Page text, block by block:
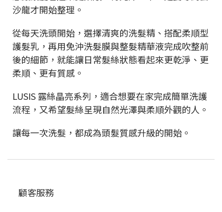
沙龍才開始整理。
從每天洗頭開始，選擇清爽的洗髮精、搭配柔順型
護髮乳，再用免沖洗髮膜與整髮精華液完成吹整前
後的細節，就能讓日常髮絲狀態看起來更乾淨、更
柔順、更有質感。
LUSIS 露絲晶亮系列，適合想要在家完成簡單洗護
流程，又希望髮絲呈現自然光澤與柔順外觀的人。
讓每一次洗髮，都成為頭髮質感升級的開始。
顧客服務